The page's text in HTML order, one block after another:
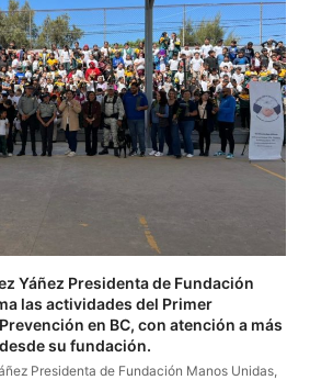
Yáñez Presidenta de Fundación
las actividades del Primer
en BC, con atención a más
su fundación.
Presidenta de Fundación Manos Unidas,